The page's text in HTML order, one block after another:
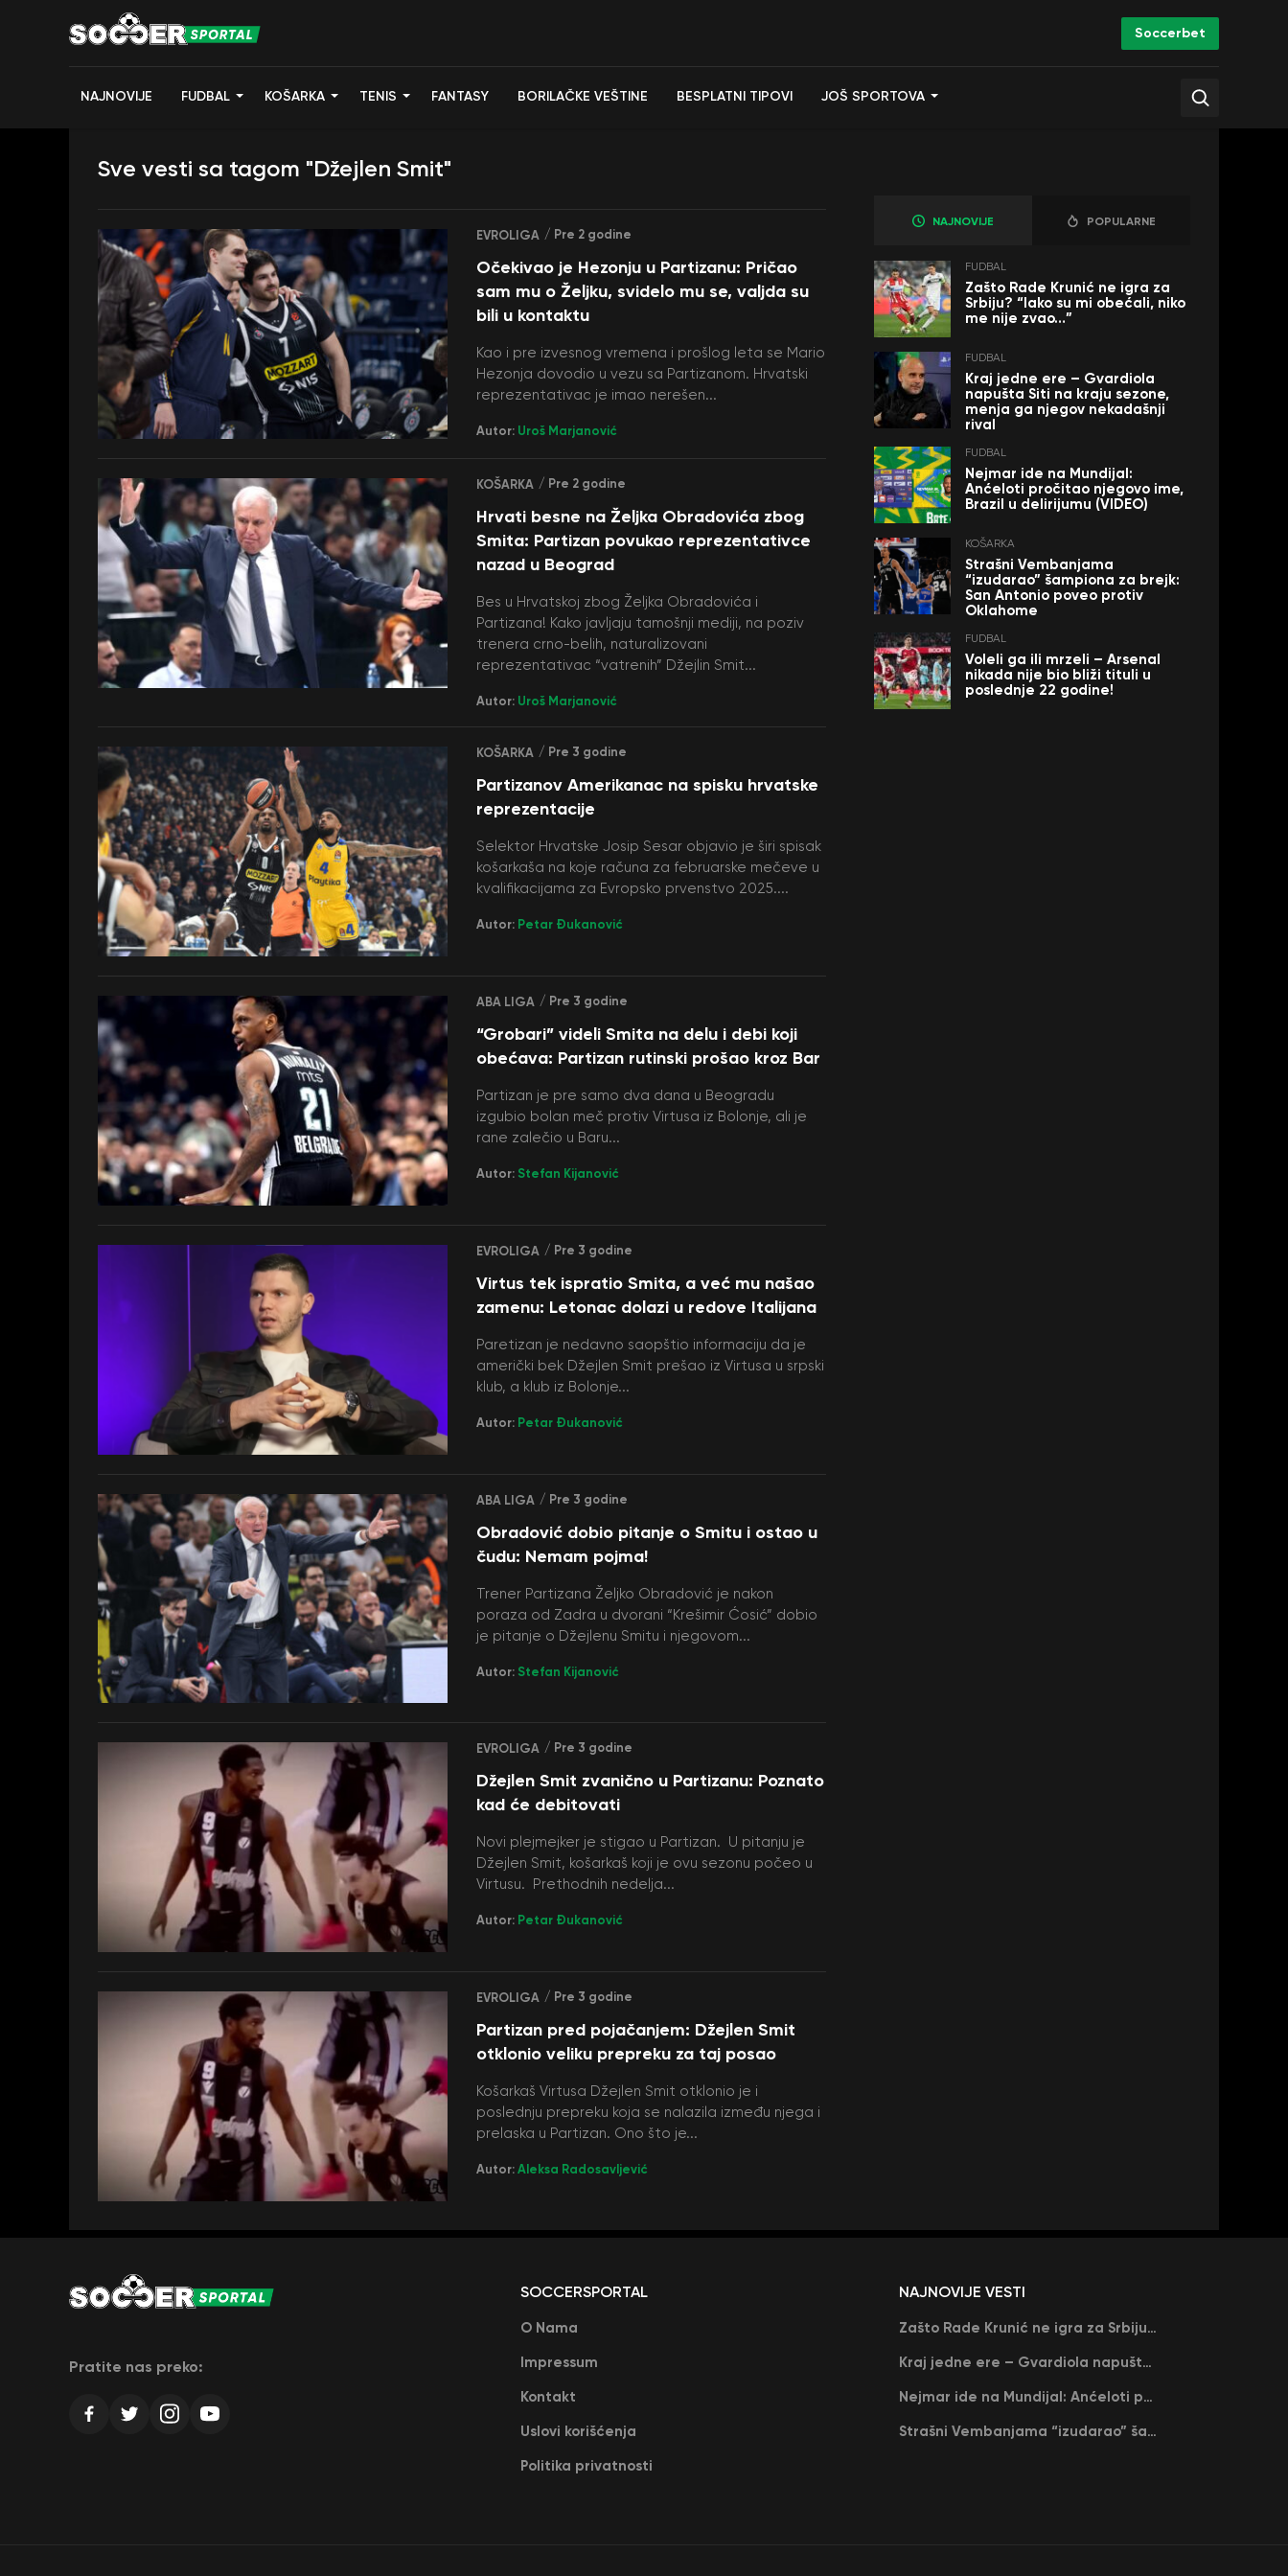
Soccerbet
NAJNOVIJE FUDBAL KOŠARKA TENIS FANTASY BORILAČKE VEŠTINE BESPLATNI TIPOVI JOŠ SPORTOVA
Sve vesti sa tagom "Džejlen Smit"
EVROLIGA / Pre 2 godine
Očekivao je Hezonju u Partizanu: Pričao
sam mu o Željku, svidelo mu se, valjda su
bili u kontaktu
Kao i pre izvesnog vremena i prošlog leta se Mario
Hezonja dovodio u vezu sa Partizanom. Hrvatski
reprezentativac je imao nerešen...
Autor: Uroš Marjanović
KOŠARKA / Pre 2 godine
Hrvati besne na Željka Obradovića zbog
Smita: Partizan povukao reprezentativce
nazad u Beograd
Bes u Hrvatskoj zbog Željka Obradovića i
Partizana! Kako javljaju tamošnji mediji, na poziv
trenera crno-belih, naturalizovani
reprezentativac “vatrenih” Džejlin Smit...
Autor: Uroš Marjanović
KOŠARKA / Pre 3 godine
Partizanov Amerikanac na spisku hrvatske
reprezentacije
Selektor Hrvatske Josip Sesar objavio je širi spisak
košarkaša na koje računa za februarske mečeve u
kvalifikacijama za Evropsko prvenstvo 2025....
Autor: Petar Đukanović
ABA LIGA / Pre 3 godine
“Grobari” videli Smita na delu i debi koji
obećava: Partizan rutinski prošao kroz Bar
Partizan je pre samo dva dana u Beogradu
izgubio bolan meč protiv Virtusa iz Bolonje, ali je
rane zalečio u Baru...
Autor: Stefan Kijanović
EVROLIGA / Pre 3 godine
Virtus tek ispratio Smita, a već mu našao
zamenu: Letonac dolazi u redove Italijana
Paretizan je nedavno saopštio informaciju da je
američki bek Džejlen Smit prešao iz Virtusa u srpski
klub, a klub iz Bolonje...
Autor: Petar Đukanović
ABA LIGA / Pre 3 godine
Obradović dobio pitanje o Smitu i ostao u
čudu: Nemam pojma!
Trener Partizana Željko Obradović je nakon
poraza od Zadra u dvorani “Krešimir Ćosić” dobio
je pitanje o Džejlenu Smitu i njegovom...
Autor: Stefan Kijanović
EVROLIGA / Pre 3 godine
Džejlen Smit zvanično u Partizanu: Poznato
kad će debitovati
Novi plejmejker je stigao u Partizan. U pitanju je
Džejlen Smit, košarkaš koji je ovu sezonu počeo u
Virtusu. Prethodnih nedelja...
Autor: Petar Đukanović
EVROLIGA / Pre 3 godine
Partizan pred pojačanjem: Džejlen Smit
otklonio veliku prepreku za taj posao
Košarkaš Virtusa Džejlen Smit otklonio je i
poslednju prepreku koja se nalazila između njega i
prelaska u Partizan. Ono što je...
Autor:Aleksa Radosavljević
NAJNOVIJE POPULARNE
FUDBAL
Zašto Rade Krunić ne igra za
Srbiju? “Iako su mi obećali, niko
me nije zvao…”
FUDBAL
Kraj jedne ere – Gvardiola
napušta Siti na kraju sezone,
menja ga njegov nekadašnji
rival
FUDBAL
Nejmar ide na Mundijal:
Anćeloti pročitao njegovo ime,
Brazil u delirijumu (VIDEO)
KOŠARKA
Strašni Vembanjama
“izudarao” šampiona za brejk:
San Antonio poveo protiv
Oklahome
FUDBAL
Voleli ga ili mrzeli – Arsenal
nikada nije bio bliži tituli u
poslednje 22 godine!
Pratite nas preko:
SOCCERSPORTAL
O Nama
Impressum
Kontakt
Uslovi korišćenja
Politika privatnosti
NAJNOVIJE VESTI
Zašto Rade Krunić ne igra za Srbiju? “Iako su mi obećali, niko me nije zvao…”
Kraj jedne ere – Gvardiola napušta Siti na kraju sezone, menja ga njegov nekadašnji rival
Nejmar ide na Mundijal: Anćeloti pročitao njegovo ime, Brazil u delirijumu (VIDEO)
Strašni Vembanjama “izudarao” šampiona za brejk: San Antonio poveo protiv Oklahome